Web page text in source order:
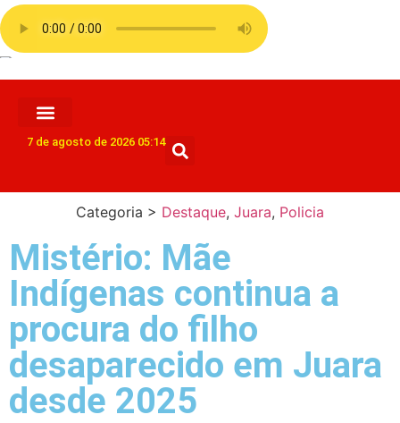
7 de agosto de 2026 05:14
Categoria > Destaque, Juara, Policia
Mistério: Mãe
Indígenas continua a
procura do filho
desaparecido em Juara
desde 2025